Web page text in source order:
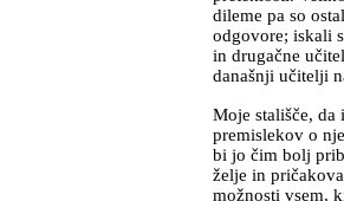
dileme pa so
odgovore; iskali
in drugačne
današnji učitelji
Moje stališče,
premislekov o
bi jo čim bolj
želje in
možnosti vsem,